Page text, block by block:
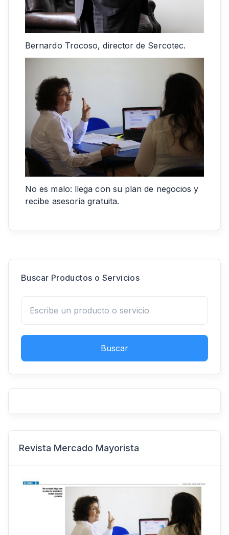
Bernardo Trocoso, director de Sercotec.
No es malo: llega con su plan de negocios y
recibe asesoría gratuita.
Buscar Productos o Servicios
Buscar
Revista Mercado Mayorista